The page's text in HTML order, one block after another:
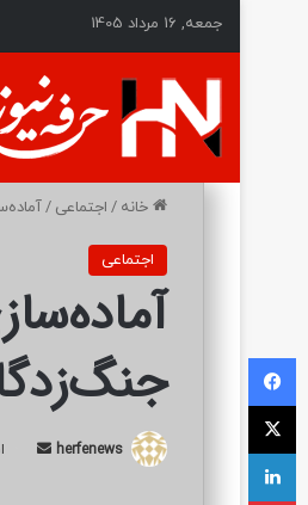
جمعه, 16 مرداد 1405
خانه / اجتماعی /آماده‌سازی بیش
اجتماعی
herfenews